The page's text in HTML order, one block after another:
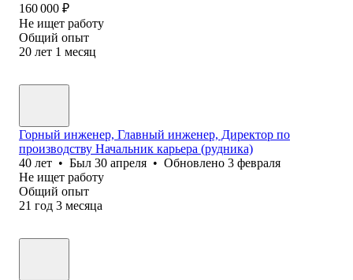
160 000 ₽
Не ищет работу
Общий опыт
20 лет 1 месяц
Горный инженер, Главный инженер, Директор по
производству Начальник карьера (рудника)
40 лет • Был 30 апреля • Обновлено 3 февраля
Не ищет работу
Общий опыт
21 год 3 месяца